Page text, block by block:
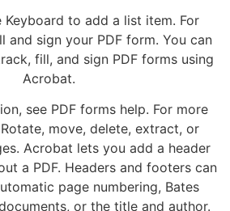
Keyboard to add a list item. For
and sign your PDF form. You can
fill, and sign PDF forms using
Acrobat.
see PDF forms help. For more
move, delete, extract, or
Acrobat lets you add a header
a PDF. Headers and footers can
page numbering, Bates
or the title and author.